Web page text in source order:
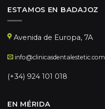
ESTAMOS EN BADAJOZ
Avenida de Europa, 7A
info@clinicasdentalestetic.com
(+34) 924 101 018
EN MÉRIDA